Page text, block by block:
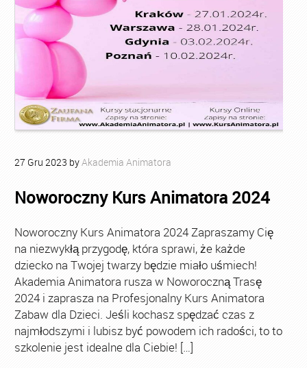
27 Gru 2023 byAkademia Animatora
Noworoczny Kurs Animatora 2024
Noworoczny Kurs Animatora 2024 Zapraszamy Cię
na niezwykłą przygodę, która sprawi, że każde
dziecko na Twojej twarzy będzie miało uśmiech!
Akademia Animatora rusza w Noworoczną Trasę
2024 i zaprasza na Profesjonalny Kurs Animatora
Zabaw dla Dzieci. Jeśli kochasz spędzać czas z
najmłodszymi i lubisz być powodem ich radości, to to
szkolenie jest idealne dla Ciebie! […]